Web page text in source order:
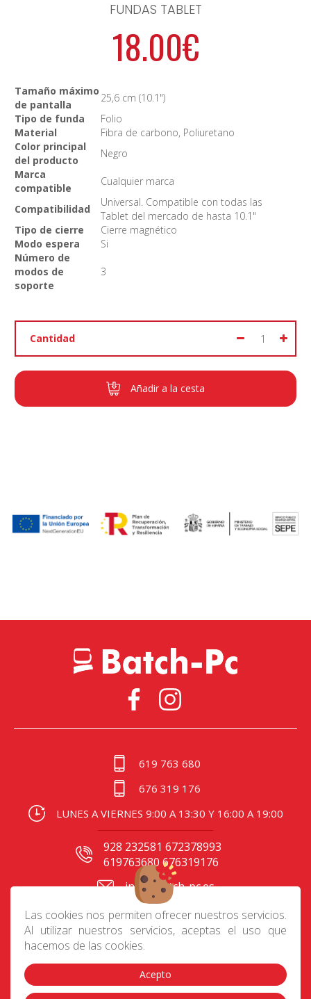
Las cookies nos permiten ofrecer nuestros servicios.
Al utilizar nuestros servicios, aceptas el uso que
hacemos de las cookies.
Acepto
FUNDAS TABLET
18.00€
Tamaño máximo
de pantalla
25,6 cm (10.1")
Tipo de funda
Folio
Material
Fibra de carbono, Poliuretano
Color principal
del producto
Negro
Marca
compatible
Cualquier marca
Compatibilidad
Universal. Compatible con todas las
Tablet del mercado de hasta 10.1"
Tipo de cierre
Cierre magnético
Modo espera
Si
Número de
modos de
soporte
3
Cantidad
Añadir a la cesta
619 763 680
676 319 176
LUNES A VIERNES 9:00 A 13:30 Y 16:00 A 19:00
928 232581 672378993
619763680 676319176
info@batch-pc.es
C/ Gral. Mas de Gaminde
24 35006, Las Palmas
Contacto Aviso Legal|Política de privacidad
|
Preguntas frecuentes|Envíos|Devoluciones|